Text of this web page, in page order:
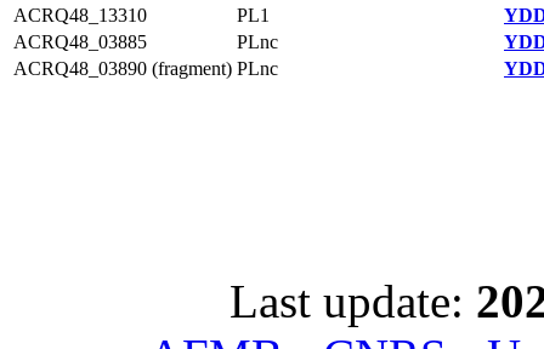
ACRQ48_13310
PL1
ACRQ48_03885
PLnc
ACRQ48_03890 (fragment) PLnc
Last update: